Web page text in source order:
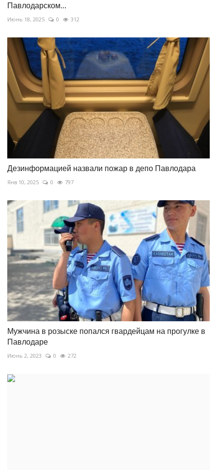
Павлодарском...
Июнь 18, 2025 0 312
Дезинформацией назвали пожар в депо Павлодара
Янв 10, 2025 0 797
Мужчина в розыске попался гвардейцам на прогулке в
Павлодаре
Июнь 2, 2023 0 272